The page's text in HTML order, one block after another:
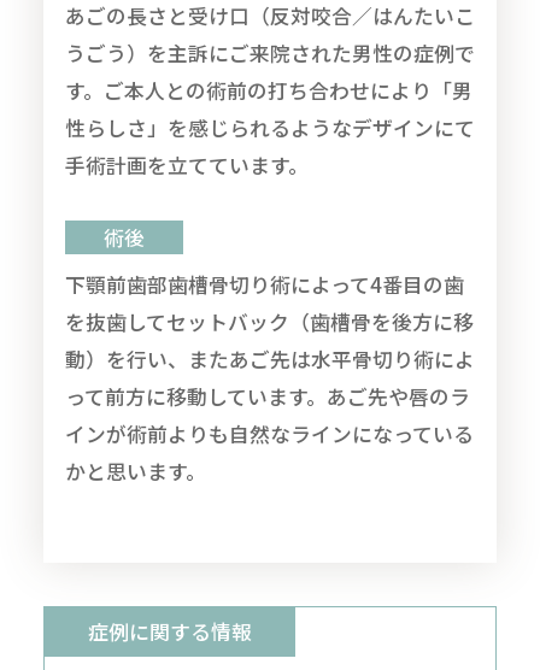
あごの長さと受け口（反対咬合／はんたいこ
うごう）を主訴にご来院された男性の症例で
す。ご本人との術前の打ち合わせにより「男
性らしさ」を感じられるようなデザインにて
手術計画を立てています。
術後
下顎前歯部歯槽骨切り術によって4番目の歯
を抜歯してセットバック（歯槽骨を後方に移
動）を行い、またあご先は水平骨切り術によ
って前方に移動しています。あご先や唇のラ
インが術前よりも自然なラインになっている
かと思います。
症例に関する情報